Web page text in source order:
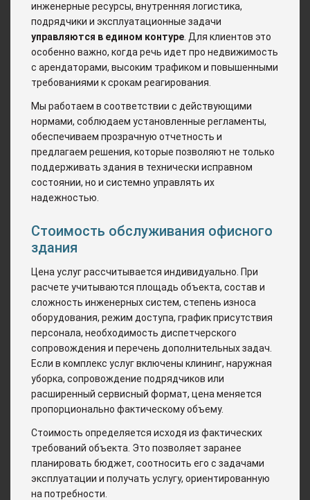
инженерные ресурсы, внутренняя логистика,
подрядчики и эксплуатационные задачи
управляются в едином контуре . Для клиентов это
особенно важно, когда речь идет про недвижимость
с арендаторами, высоким трафиком и повышенными
требованиями к срокам реагирования.
Мы работаем в соответствии с действующими
нормами, соблюдаем установленные регламенты,
обеспечиваем прозрачную отчетность и
предлагаем решения, которые позволяют не только
поддерживать здания в технически исправном
состоянии, но и системно управлять их
надежностью.
Стоимость обслуживания офисного
здания
Цена услуг рассчитывается индивидуально. При
расчете учитываются площадь объекта, состав и
сложность инженерных систем, степень износа
оборудования, режим доступа, график присутствия
персонала, необходимость диспетчерского
сопровождения и перечень дополнительных задач.
Если в комплекс услуг включены клининг, наружная
уборка, сопровождение подрядчиков или
расширенный сервисный формат, цена меняется
пропорционально фактическому объему.
Стоимость определяется исходя из фактических
требований объекта. Это позволяет заранее
планировать бюджет, соотносить его с задачами
эксплуатации и получать услугу, ориентированную
на потребности.